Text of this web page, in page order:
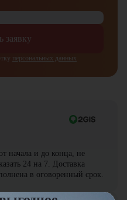
заявку
персональных данных
начала и до конца, не
24 на 7. Доставка
в оговоренный срок.